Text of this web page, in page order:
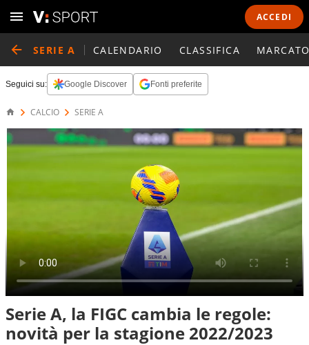
ACCEDI
SERIE A CALENDARIO CLASSIFICA
Seguici su: Google Discover Fonti preferite
CALCIO SERIE A
Serie A, la FIGC cambia le regole:
novità per la stagione 2022/2023